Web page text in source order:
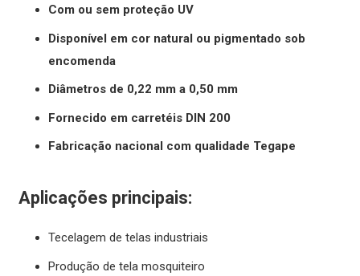
Com ou sem proteção UV
Disponível em cor natural ou pigmentado sob
encomenda
Diâmetros de 0,22 mm a 0,50 mm
Fornecido em carretéis DIN 200
Fabricação nacional com qualidade Tegape
Aplicações principais:
Tecelagem de telas industriais
Produção de tela mosquiteiro